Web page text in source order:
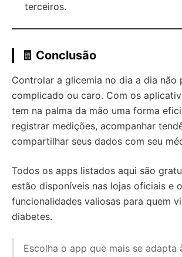
terceiros.
🧾 Conclusão
Controlar a glicemia no dia a dia não
complicado ou caro. Com os
tem na palma da mão uma forma
registrar medições, acompanhar
compartilhar seus dados com seu
Todos os apps listados aqui são
estão disponíveis nas lojas oficiais e
funcionalidades valiosas para quem
diabetes.
Escolha o app que mais se adapta